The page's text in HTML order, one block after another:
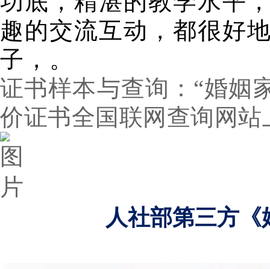
趣的交流互动，都很好
子，。
证书样本与查询：“婚姻
价证书全国联网查询网
人社部第三方